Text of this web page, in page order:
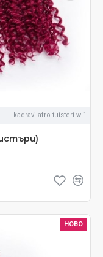
kadravi-afro-tuisteri-w-1
НОВО